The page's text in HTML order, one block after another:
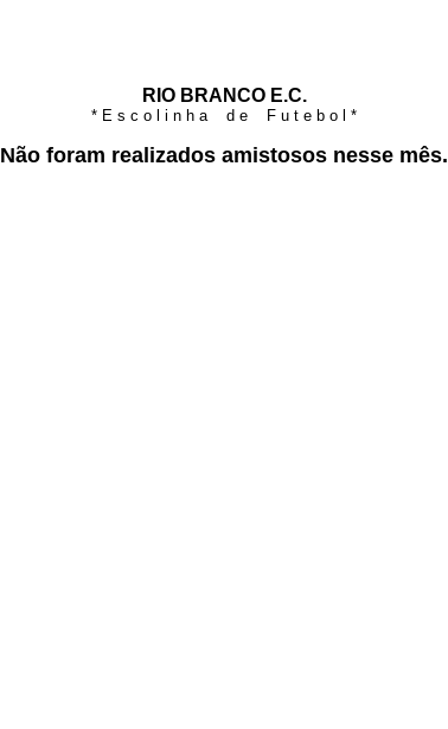
RIO BRANCO E.C.
* E s c o l i n h a d e F u t e b o l *
Não foram realizados amistosos nesse mês.